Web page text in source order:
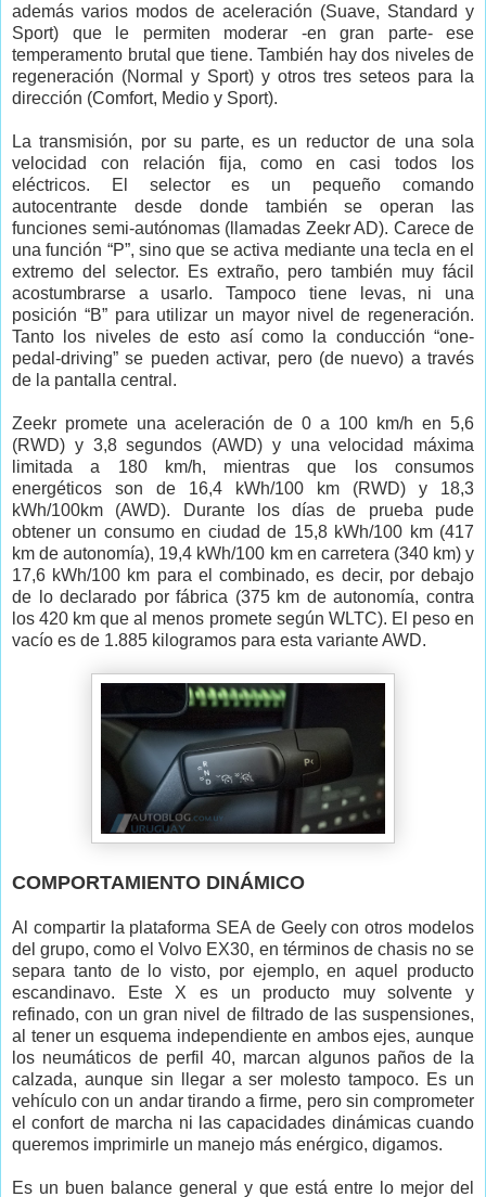
además varios modos de aceleración (Suave, Standard y
Sport) que le permiten moderar -en gran parte- ese
temperamento brutal que tiene. También hay dos niveles de
regeneración (Normal y Sport) y otros tres seteos para la
dirección (Comfort, Medio y Sport).
La transmisión, por su parte, es un reductor de una sola
velocidad con relación fija, como en casi todos los
eléctricos. El selector es un pequeño comando
autocentrante desde donde también se operan las
funciones semi-autónomas (llamadas Zeekr AD). Carece de
una función “P”, sino que se activa mediante una tecla en el
extremo del selector. Es extraño, pero también muy fácil
acostumbrarse a usarlo. Tampoco tiene levas, ni una
posición “B” para utilizar un mayor nivel de regeneración.
Tanto los niveles de esto así como la conducción “one-
pedal-driving” se pueden activar, pero (de nuevo) a través
de la pantalla central.
Zeekr promete una aceleración de 0 a 100 km/h en 5,6
(RWD) y 3,8 segundos (AWD) y una velocidad máxima
limitada a 180 km/h, mientras que los consumos
energéticos son de 16,4 kWh/100 km (RWD) y 18,3
kWh/100km (AWD). Durante los días de prueba pude
obtener un consumo en ciudad de 15,8 kWh/100 km (417
km de autonomía), 19,4 kWh/100 km en carretera (340 km) y
17,6 kWh/100 km para el combinado, es decir, por debajo
de lo declarado por fábrica (375 km de autonomía, contra
los 420 km que al menos promete según WLTC). El peso en
vacío es de 1.885 kilogramos para esta variante AWD.
COMPORTAMIENTO DINÁMICO
Al compartir la plataforma SEA de Geely con otros modelos
del grupo, como el Volvo EX30, en términos de chasis no se
separa tanto de lo visto, por ejemplo, en aquel producto
escandinavo. Este X es un producto muy solvente y
refinado, con un gran nivel de filtrado de las suspensiones,
al tener un esquema independiente en ambos ejes, aunque
los neumáticos de perfil 40, marcan algunos paños de la
calzada, aunque sin llegar a ser molesto tampoco. Es un
vehículo con un andar tirando a firme, pero sin comprometer
el confort de marcha ni las capacidades dinámicas cuando
queremos imprimirle un manejo más enérgico, digamos.
Es un buen balance general y que está entre lo mejor del